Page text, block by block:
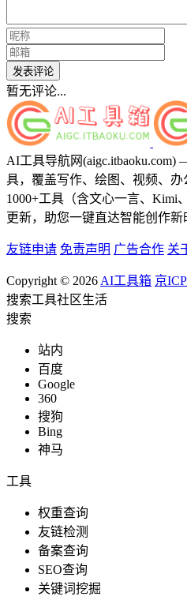
发表评论
暂无评论...
AI工具导航网
具，覆盖写作、绘图、视频、
1000+工具（含文心一言、Kimi
更新，助您一键直达智能创作新
友链申请 免责声明 广告合作 关
Copyright © 2026 AI工具箱 京
搜索工具社区生活
搜索
站内
百度
Google
360
搜狗
Bing
神马
工具
权重查询
友链检测
备案查询
SEO查询
关键词挖掘